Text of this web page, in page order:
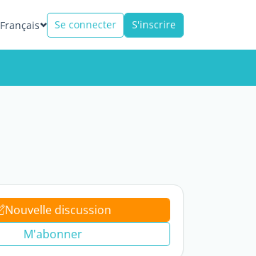
Français Se connecter S'inscrire
Nouvelle discussion
M'abonner